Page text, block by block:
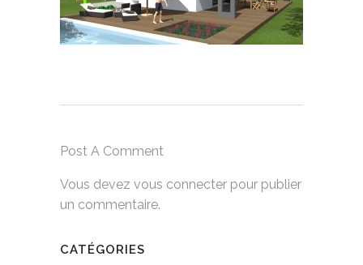
Post A Comment
Vous devez vous connecter pour publier
un commentaire.
CATÉGORIES